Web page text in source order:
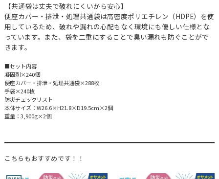
【共通袋は丈夫で破れにくいから安心】
便座カバー・排泄・処理共通袋は高密度ポリエチレン（HDPE）を使
用しているため、破れや漏れの心配もなく環境にも優しい仕様とな
っています。また、袋を二重にすることで臭い漏れも防ぐことがで
きます。
■セット内容
凝固剤×240個
便座カバー・排泄・処理共通袋×288枚
手袋×240枚
防災チェックリスト
本体サイズ：W26.6×H21.8×D19.5cm×2個
重量：3,900g×2個
こちらもおすすめです！！